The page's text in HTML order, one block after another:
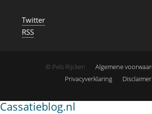
Twitter
RSS
© Pels Rijcken
Algemene
Privacyverklaring
Disclaimer
Cassatieblog.nl